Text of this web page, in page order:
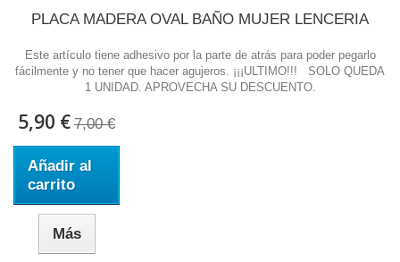
PLACA MADERA OVAL BAÑO MUJER LENCERIA
Este artículo tiene adhesivo por la parte de atrás para poder pegarlo
fácilmente y no tener que hacer agujeros. ¡¡¡ULTIMO!!! SOLO QUEDA
1 UNIDAD. APROVECHA SU DESCUENTO.
5,90 € 7,00 €
Añadir al
carrito
Más